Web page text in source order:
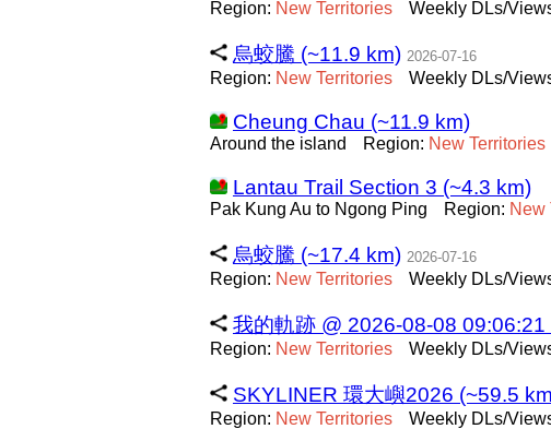
Region: New Territories Weekly DLs/
烏蛟騰 (~11.9 km) 2026-07-16
Region: New Territories Weekly DLs/
Cheung Chau (~11.9 km)
Around the island Region: New Territories
Lantau Trail Section 3 (~4.3 km)
Pak Kung Au to Ngong Ping Region: New
烏蛟騰 (~17.4 km) 2026-07-16
Region: New Territories Weekly DLs/
我的軌跡 @ 2026-08-08 09:06:21
Region: New Territories Weekly DLs/
SKYLINER 環大嶼2026 (~59.5
Region: New Territories Weekly DLs/